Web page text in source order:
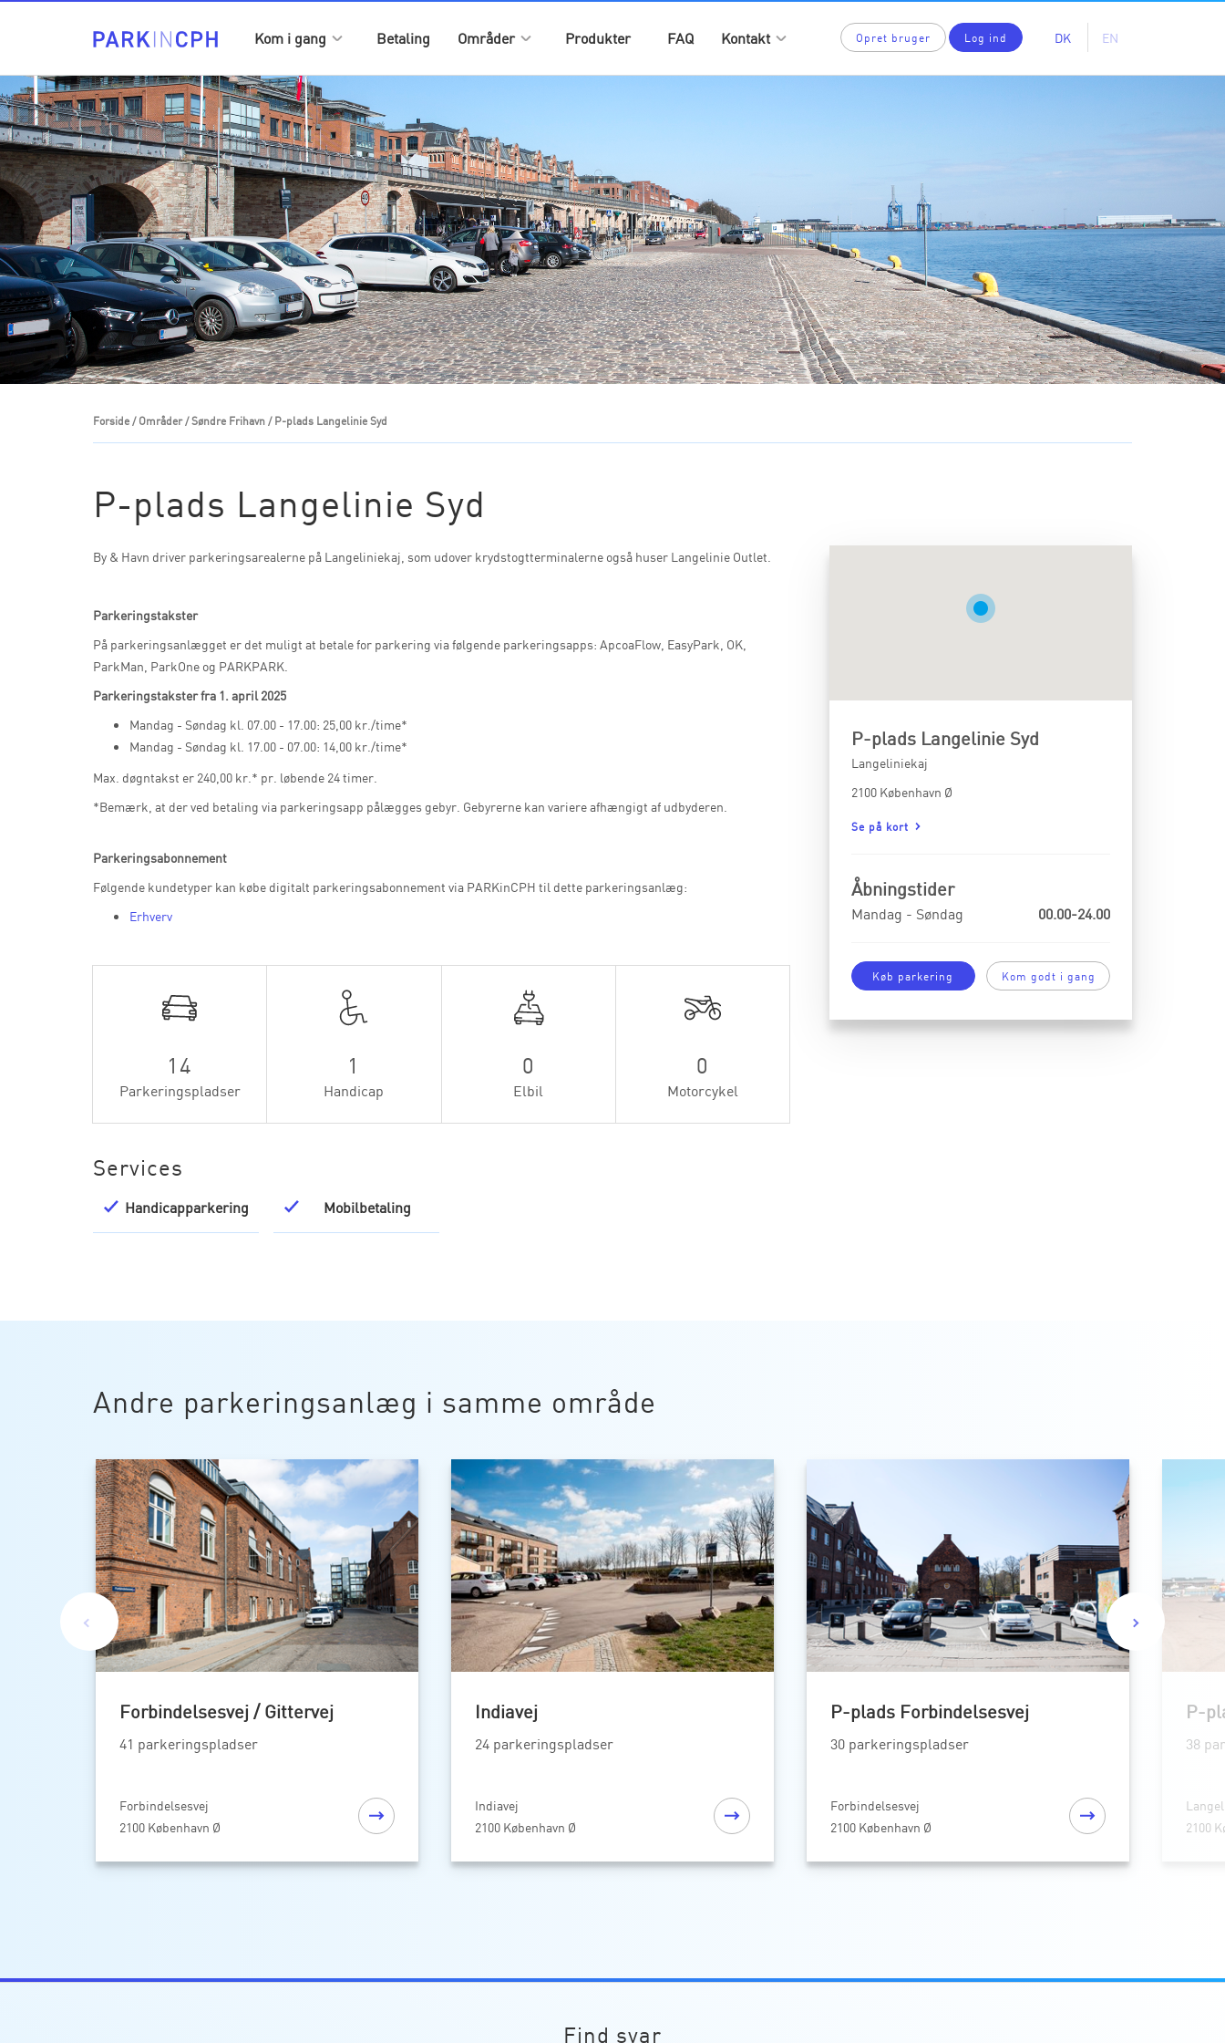
Kom i gang Betaling Områder Produkter FAQ Kontakt Opret bruger Log ind DK EN
Forside/ Områder/Søndre Frihavn/P-plads Langelinie Syd
P-plads Langelinie Syd
By & Havn driver parkeringsarealerne på Langeliniekaj, som udover krydstogtterminalerne også huser Langelinie Outlet.
Parkeringstakster
På parkeringsanlægget er det muligt at betale for parkering via følgende parkeringsapps: ApcoaFlow, EasyPark, OK,
ParkMan, ParkOne og PARKPARK.
Parkeringstakster fra 1. april 2025
Mandag - Søndag kl. 07.00 - 17.00: 25,00 kr./time*
Mandag - Søndag kl. 17.00 - 07.00: 14,00 kr./time*
Max. døgntakst er 240,00 kr.* pr. løbende 24 timer.
*Bemærk, at der ved betaling via parkeringsapp pålægges gebyr. Gebyrerne kan variere afhængigt af udbyderen.
Parkeringsabonnement
Følgende kundetyper kan købe digitalt parkeringsabonnement via PARKinCPH til dette parkeringsanlæg:
Erhverv
14
Parkeringspladser
1
Handicap
0
Elbil
0
Motorcykel
Services
Handicapparkering Mobilbetaling
P-plads Langelinie Syd
Langeliniekaj
2100 København Ø
Se på kort
Åbningstider
Mandag - Søndag 00.00-24.00
Køb parkering Kom godt i gang
Andre parkeringsanlæg i samme område
Forbindelsesvej / Gittervej
41 parkeringspladser
Forbindelsesvej
2100 København Ø
Indiavej
24 parkeringspladser
Indiavej
2100 København Ø
P-plads Forbindelsesvej
30 parkeringspladser
Forbindelsesvej
2100 København Ø
P-
38
2100
Find svar